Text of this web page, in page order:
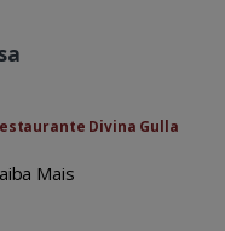
Divina Gulla
Mais